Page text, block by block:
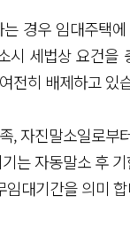
경우 임대주택
시 세법상 요건
전히 배제하고 있
, 자진말소일로부
는 자동말소 후
대기간을 의미